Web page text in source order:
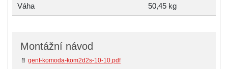
Váha 50,45 kg
Montážní návod
📄 gent-komoda-kom2d2s-10-10.pdf